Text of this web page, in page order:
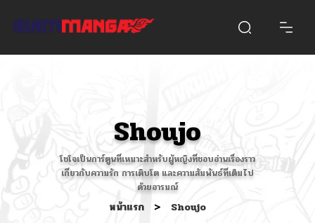
Shoujo
โชโจเป็นการ์ตูนที่เหมาะสำหรับผู้หญิงที่ชอบอ่านเรื่องราว
เกี่ยวกับความรัก การเติบโต และความสัมพันธ์ที่เต็มไป
ด้วยอารมณ์
หน้าแรก > Shoujo